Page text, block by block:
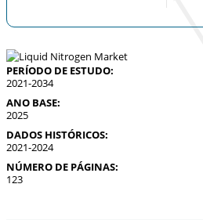
PERÍODO DE ESTUDO:
2021-2034
ANO BASE:
2025
DADOS HISTÓRICOS:
2021-2024
NÚMERO DE PÁGINAS:
123